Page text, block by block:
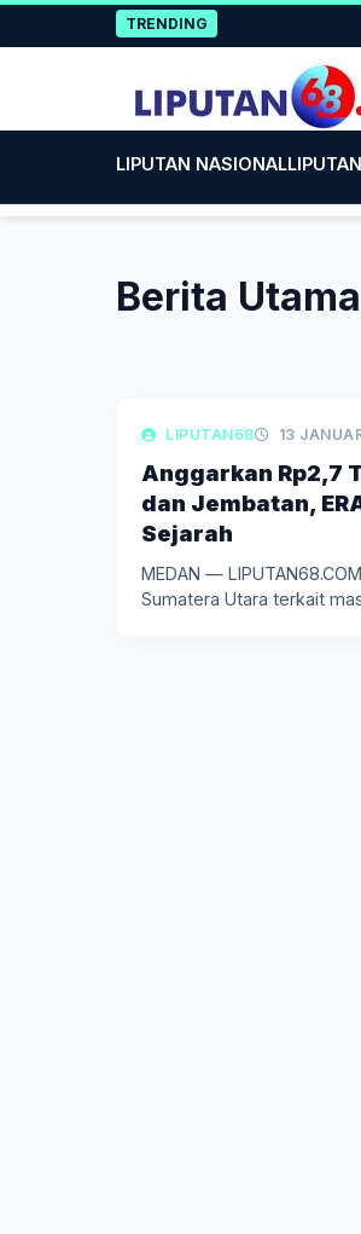
to
TRENDING
LIPUTAN NASIONAL
Berita Utama
LIPUTAN BERITA
LIPUTAN68 13
Anggarkan Rp2,7
dan Jembatan,
Sejarah
MEDAN —
Sumatera Utara terkait